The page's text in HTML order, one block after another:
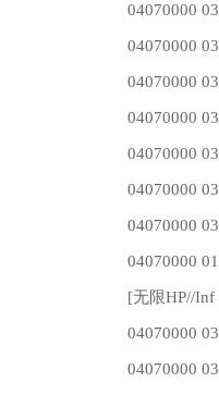
04070000
04070000
04070000
04070000
04070000
04070000
04070000
04070000
[无限HP//Inf
04070000
04070000